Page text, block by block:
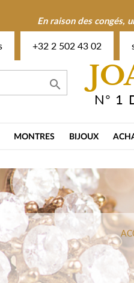
En raison des congés,
+32 2 502 43 02

N° 1
MONTRES BIJOUX